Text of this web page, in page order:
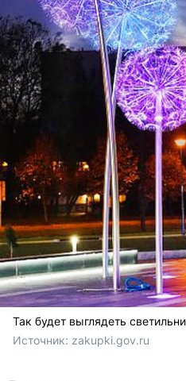
Так будет выглядеть
Источник: zakupki.gov.ru